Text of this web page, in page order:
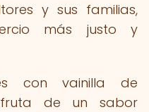
y sus familias,
más justo y
con vainilla de
de un sabor